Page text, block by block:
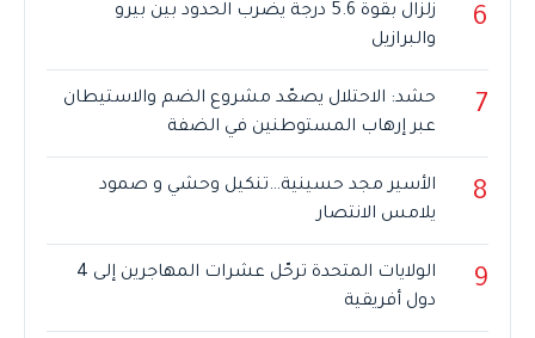
6
زلزال بقوة 5.6 درجة يضرب الحدود بين بيرو
والبرازيل
7
حشد: الاحتلال يصعّد مشروع الضم والاستيطان
عبر إرهاب المستوطنين في الضفة
8
الأسير مجد حسينية…تنكيل وحشي و صمود
يلامس الانتصار
9
الولايات المتحدة ترحّل عشرات المهاجرين إلى 4
دول أفريقية